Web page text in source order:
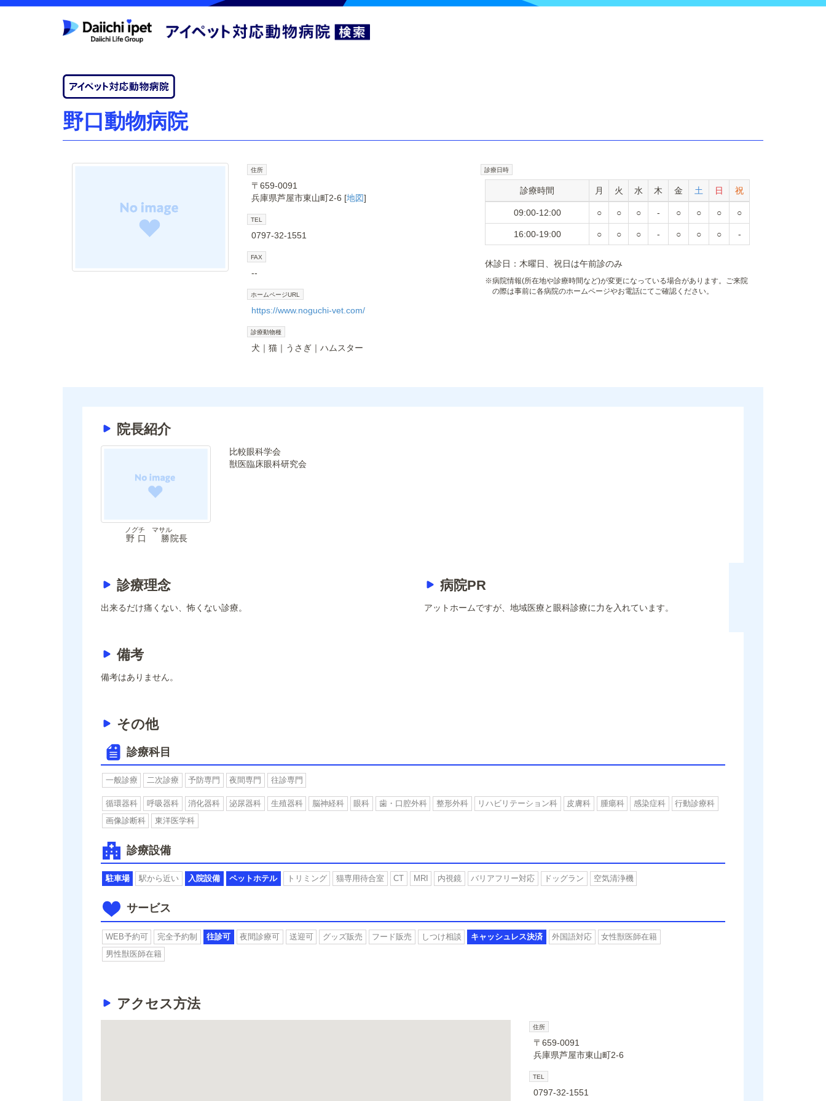
野口動物病院
住所
〒659-0091
兵庫県芦屋市東山町2-6 [地図]
TEL
0797-32-1551
FAX
--
ホームページURL
https://www.noguchi-vet.com/
診療動物種
犬 猫 うさぎ ハムスター
診療日時
診療時間 月 火 水 木 金 土 日 祝
09:00-12:00 ○ ○ ○ - ○ ○ ○ ○
16:00-19:00 ○ ○ ○ - ○ ○ ○ -
休診日：木曜日、祝日は午前診のみ
※病院情報(所在地や診療時間など)が変更になっている場合があります。ご来院
の際は事前に各病院のホームページやお電話にてご確認ください。
院長紹介
野口 勝
ノグチ マサル
院長
比較眼科学会
獣医臨床眼科研究会
診療理念
出来るだけ痛くない、怖くない診療。
病院PR
アットホームですが、地域医療と眼科診療に力を入れています。
備考
備考はありません。
その他
診療科目
一般診療 二次診療 予防専門 夜間専門 往診専門
循環器科 呼吸器科 消化器科 泌尿器科 生殖器科 脳神経科 眼科 歯・口腔外科 整形外科 リハビリテーション科 皮膚科 腫瘍科 感染症科
行動診療科
画像診断科
東洋医学科
診療設備
駐車場 駅から近い 入院設備 ペットホテル トリミング 猫専用待合室 CT MRI 内視鏡 バリアフリー対応 ドッグラン 空気清浄機
サービス
WEB予約可 完全予約制 往診可 夜間診療可 送迎可 グッズ販売 フード販売 しつけ相談 キャッシュレス決済 外国語対応
女性獣医師在籍
男性獣医師在籍
アクセス方法
住所
〒659-0091
兵庫県芦屋市東山町2-6
TEL
0797-32-1551